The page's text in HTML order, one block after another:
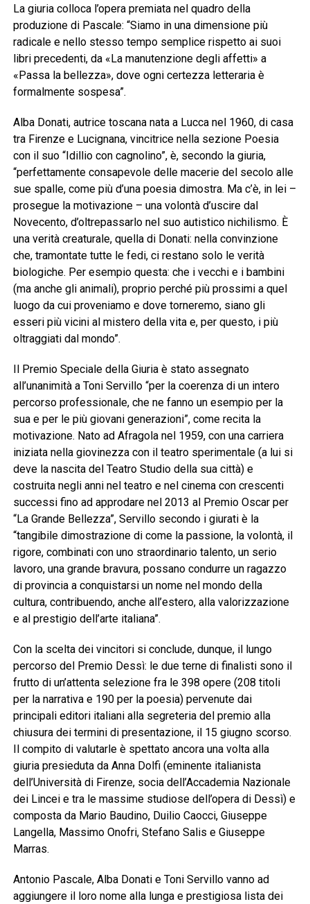
La giuria colloca l’opera premiata nel quadro della
produzione di Pascale: “Siamo in una dimensione più
radicale e nello stesso tempo semplice rispetto ai suoi
libri precedenti, da «La manutenzione degli affetti» a
«Passa la bellezza», dove ogni certezza letteraria è
formalmente sospesa”.
Alba Donati, autrice toscana nata a Lucca nel 1960, di casa
tra Firenze e Lucignana, vincitrice nella sezione Poesia
con il suo “Idillio con cagnolino”, è, secondo la giuria,
“perfettamente consapevole delle macerie del secolo alle
sue spalle, come più d’una poesia dimostra. Ma c’è, in lei –
prosegue la motivazione – una volontà d’uscire dal
Novecento, d’oltrepassarlo nel suo autistico nichilismo. È
una verità creaturale, quella di Donati: nella convinzione
che, tramontate tutte le fedi, ci restano solo le verità
biologiche. Per esempio questa: che i vecchi e i bambini
(ma anche gli animali), proprio perché più prossimi a quel
luogo da cui proveniamo e dove torneremo, siano gli
esseri più vicini al mistero della vita e, per questo, i più
oltraggiati dal mondo”.
Il Premio Speciale della Giuria è stato assegnato
all’unanimità a Toni Servillo “per la coerenza di un intero
percorso professionale, che ne fanno un esempio per la
sua e per le più giovani generazioni”, come recita la
motivazione. Nato ad Afragola nel 1959, con una carriera
iniziata nella giovinezza con il teatro sperimentale (a lui si
deve la nascita del Teatro Studio della sua città) e
costruita negli anni nel teatro e nel cinema con crescenti
successi fino ad approdare nel 2013 al Premio Oscar per
“La Grande Bellezza”, Servillo secondo i giurati è la
“tangibile dimostrazione di come la passione, la volontà, il
rigore, combinati con uno straordinario talento, un serio
lavoro, una grande bravura, possano condurre un ragazzo
di provincia a conquistarsi un nome nel mondo della
cultura, contribuendo, anche all’estero, alla valorizzazione
e al prestigio dell’arte italiana”.
Con la scelta dei vincitori si conclude, dunque, il lungo
percorso del Premio Dessì: le due terne di finalisti sono il
frutto di un’attenta selezione fra le 398 opere (208 titoli
per la narrativa e 190 per la poesia) pervenute dai
principali editori italiani alla segreteria del premio alla
chiusura dei termini di presentazione, il 15 giugno scorso.
Il compito di valutarle è spettato ancora una volta alla
giuria presieduta da Anna Dolfi (eminente italianista
dell’Università di Firenze, socia dell’Accademia Nazionale
dei Lincei e tra le massime studiose dell’opera di Dessì) e
composta da Mario Baudino, Duilio Caocci, Giuseppe
Langella, Massimo Onofri, Stefano Salis e Giuseppe
Marras.
Antonio Pascale, Alba Donati e Toni Servillo vanno ad
aggiungere il loro nome alla lunga e prestigiosa lista dei